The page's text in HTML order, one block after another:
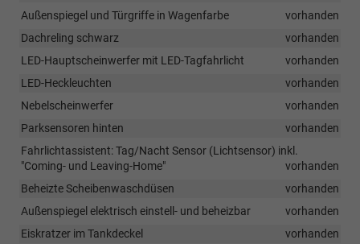
Außenspiegel und Türgriffe in Wagenfarbe
vorhanden
Dachreling schwarz
vorhanden
LED-Hauptscheinwerfer mit LED-Tagfahrlicht
vorhanden
LED-Heckleuchten
vorhanden
Nebelscheinwerfer
vorhanden
Parksensoren hinten
vorhanden
Fahrlichtassistent: Tag/Nacht Sensor (Lichtsensor) inkl.
"Coming- und Leaving-Home"
vorhanden
Beheizte Scheibenwaschdüsen
vorhanden
Außenspiegel elektrisch einstell- und beheizbar
vorhanden
Eiskratzer im Tankdeckel
vorhanden